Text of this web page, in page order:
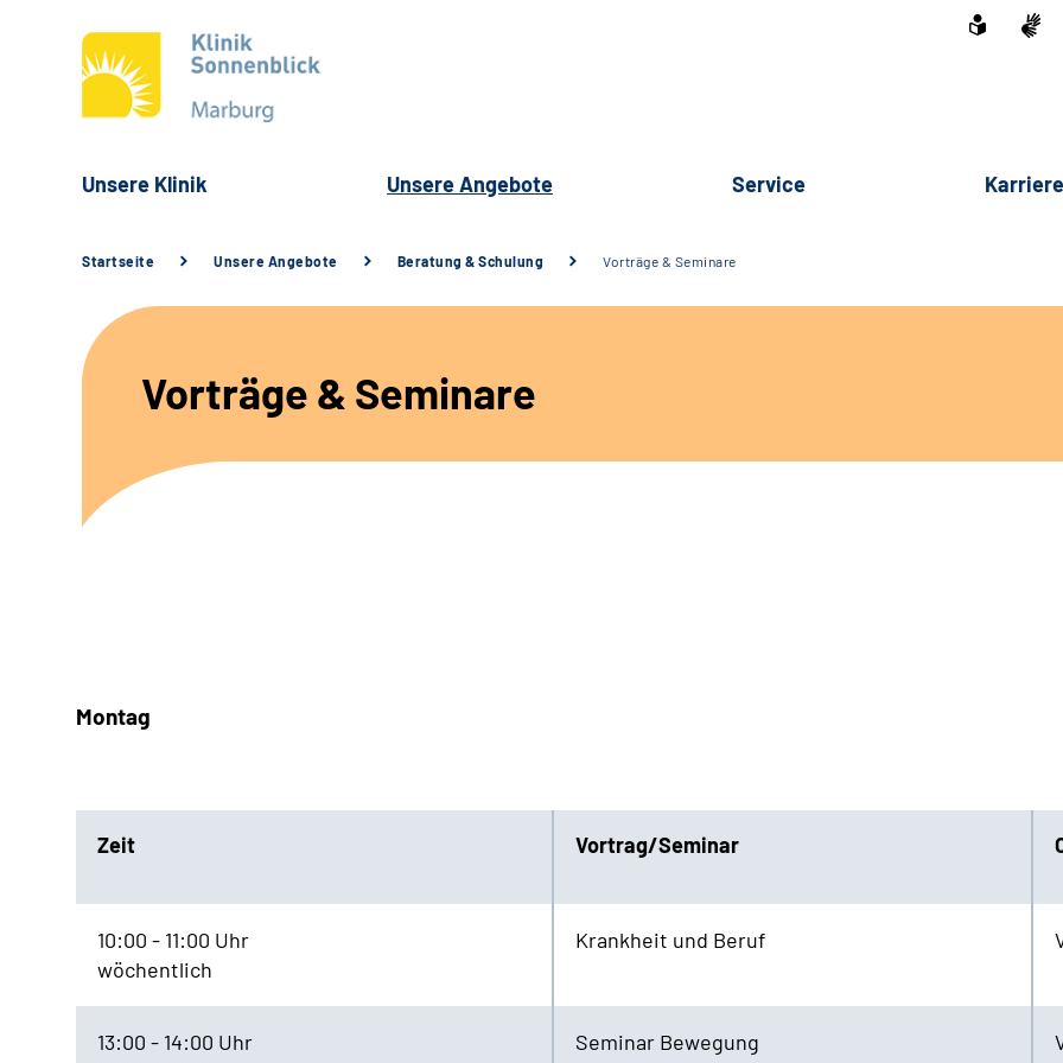
Unsere Klinik Unsere Angebote Service Karriere
Startseite Unsere Angebote Beratung & Schulung Vorträge & Seminare
Vorträge & Seminare
Montag
Zeit Vortrag/Seminar
10:00 - 11:00 Uhr
wöchentlich
Krankheit und Beruf
13:00 - 14:00 Uhr
Seminar Bewegung